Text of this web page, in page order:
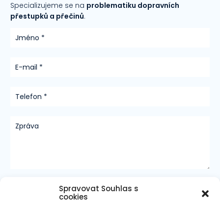
Spravovat Souhlas s
cookies
Specializujeme se na problematiku dopravních
přestupků a přečinů.
Jméno *
E-mail *
Telefon *
Zpráva
Chráněno službou reCAPTCHA. Ochrana soukromí